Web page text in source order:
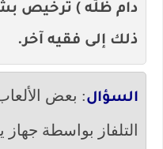
دام ظلّه ) ترخيص
ذلك إلى فقيه آخر.
السؤال: بعض
التلفاز بواسطة